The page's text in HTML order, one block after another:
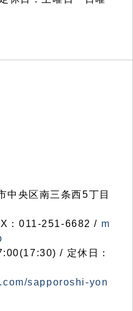
央区南三条西5丁目
：011-251-6682 / m
/ 定休日：
sapporoshi-yon